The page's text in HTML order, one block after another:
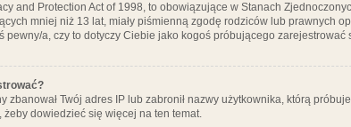
and Protection Act of 1998, to obowiązujące w Stanach
mniej niż 13 lat, miały piśmienną zgodę rodziców lub prawnych
pewny/a, czy to dotyczy Ciebie jako kogoś próbującego zarejestrować
zbanował Twój adres IP lub zabronił nazwy użytkownika, którą
dowiedzieć się więcej na ten temat.